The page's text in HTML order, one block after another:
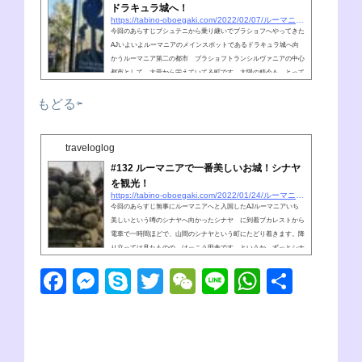
ドラキュラ城へ！
https://tabino-oboegaki.com/2022/02/07/ルーマニア第二の都市ブラショフからドラキュラ
今回のあらすじブシュテニから乗り継いでブラショフへやってきた
AJいよいよルーマニアのメインスポットであるドラキュラ城へ向
かうルーマニア第二の都市 ブラショフトランシルヴァニアの中心
都市として、大昔から栄えていてる町です。太陽の精今も、とって
もどる⇦
traveloglog
#132 ルーマニアで一番美しいお城！シナヤ
を観光！
今回のあらすじ無事にルーマニアへと入国したAJルーマニアいち
美しいという噂のシナヤへ向かったシナヤ に到着ブカレストから
電車で一時間ほどで、山間のシナヤという町にたどり着きます。降
り立っては見たものの、けっこう田舎です。というか、ずっとシナ
シナヤ表記のほうが多いんですね。まぁ、どっちでも伝わると思い
ます。もともと、王族の避暑地みたいな場所だったようで、落ち着
F
M
S
T
W
Li
W